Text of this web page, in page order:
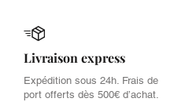
Livraison express
Expédition sous 24h. Frais de
port offerts dès 500€ d’achat.